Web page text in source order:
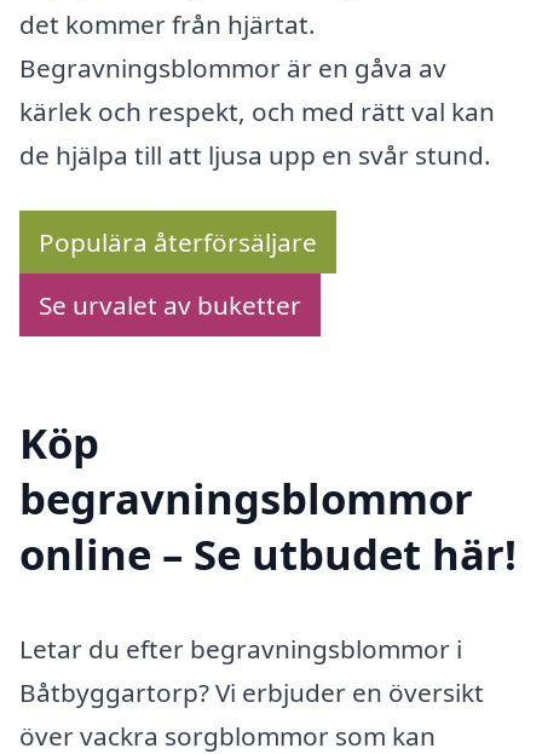
det kommer från hjärtat.
Begravningsblommor är en gåva av
kärlek och respekt, och med rätt val kan
de hjälpa till att ljusa upp en svår stund.
Populära återförsäljare
Se urvalet av buketter
Köp
begravningsblommor
online – Se utbudet här!
Letar du efter begravningsblommor i
Båtbyggartorp? Vi erbjuder en översikt
över vackra sorgblommor som kan